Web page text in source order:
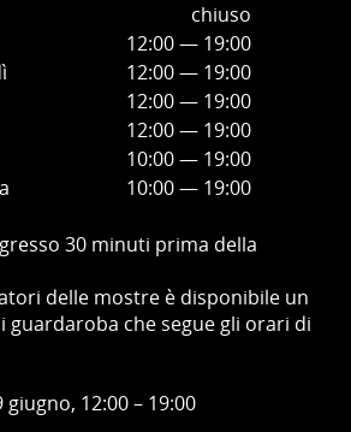
chiuso
12:00 — 19:00
12:00— 19:00
12:00— 19:00
12:00— 19:00
10:00— 19:00
10:00— 19:00
30 minuti prima della
delle mostre è disponibile un
guardaroba che segue gli orari di
giugno, 12:00 – 19:00